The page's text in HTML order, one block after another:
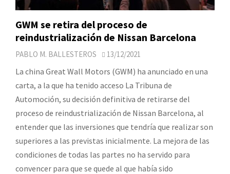
GWM se retira del proceso de
reindustrialización de Nissan Barcelona
PABLO M. BALLESTEROS 13/12/2021
La china Great Wall Motors (GWM) ha anunciado en una
carta, a la que ha tenido acceso La Tribuna de
Automoción, su decisión definitiva de retirarse del
proceso de reindustrialización de Nissan Barcelona, al
entender que las inversiones que tendría que realizar son
superiores a las previstas inicialmente. La mejora de las
condiciones de todas las partes no ha servido para
convencer para que se quede al que había sido